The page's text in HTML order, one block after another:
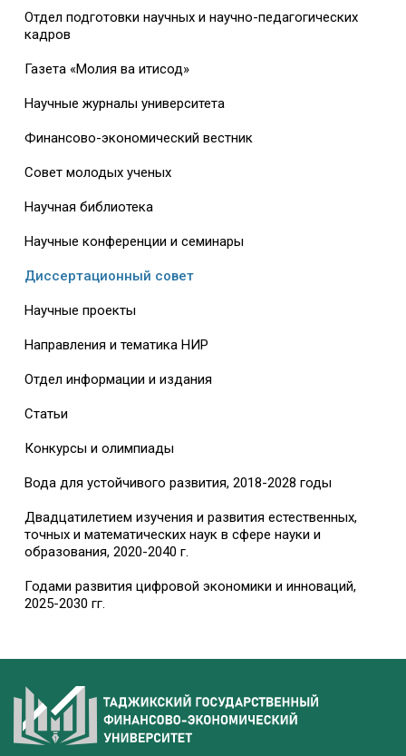
Отдел подготовки научных и научно-педагогических
кадров
Газета «Молия ва иқтисод»
Научные журналы университета
Финансово-экономический вестник
Совет молодых ученых
Научная библиотека
Научные конференции и семинары
Диссертационный совет
Научные проекты
Направления и тематика НИР
Отдел информации и издания
Статьи
Конкурсы и олимпиады
Вода для устойчивого развития, 2018-2028 годы
Двадцатилетием изучения и развития естественных,
точных и математических наук в сфере науки и
образования, 2020-2040 г.
Годами развития цифровой экономики и инноваций,
2025-2030 гг.